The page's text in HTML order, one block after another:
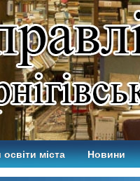
міста Новини